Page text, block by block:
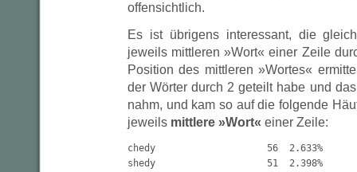
offensichtlich.
Es ist übrigens interessant, die
jeweils mittleren »Wort« einer Zeile
Position des mittleren »Wortes«
der Wörter durch 2 geteilt habe und
nahm, und kam so auf die folgende
jeweils mittlere »Wort« einer Zeile:
chedy                    56  2.633%
shedy                    51  2.398%